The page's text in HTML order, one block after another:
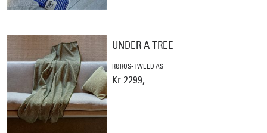
UNDER A TREE
RØROS-TWEED AS
Kr 2299,-